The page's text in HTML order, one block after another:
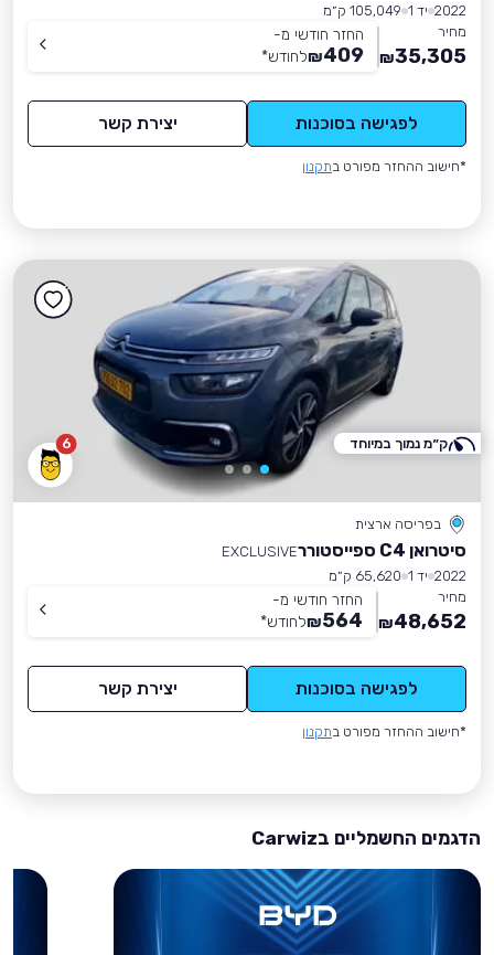
2022 יד 1
105,049 ק״מ
מחיר
35,305
₪
החזר חודשי מ-
409
₪לחודש*
לפגישה בסוכנות יצירת קשר
*חישוב ההחזר מפורט בתקנון
6
בפריסה ארצית
סיטרואן C4 ספייסטורר
EXCLUSIVE
2022 יד 1
65,620 ק״מ
מחיר
48,652
₪
החזר חודשי מ-
564
₪לחודש*
לפגישה בסוכנות יצירת קשר
*חישוב ההחזר מפורט בתקנון
ק״מ נמוך במיוחד
הדגמים החשמליים בCarwiz